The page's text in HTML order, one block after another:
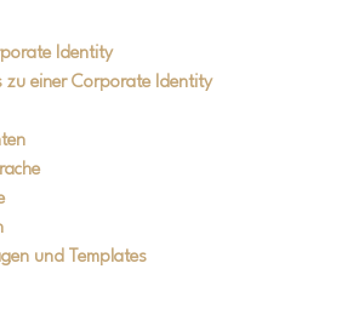
Identity
zu einer Corporate Identity
und Templates